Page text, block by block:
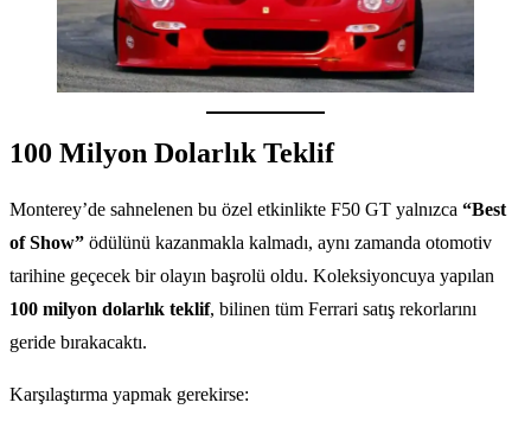
100 Milyon Dolarlık Teklif
Monterey’de sahnelenen bu özel etkinlikte F50 GT yalnızca “Best
of Show” ödülünü kazanmakla kalmadı, aynı zamanda otomotiv
tarihine geçecek bir olayın başrolü oldu. Koleksiyoncuya yapılan
100 milyon dolarlık teklif, bilinen tüm Ferrari satış rekorlarını
geride bırakacaktı.
Karşılaştırma yapmak gerekirse: